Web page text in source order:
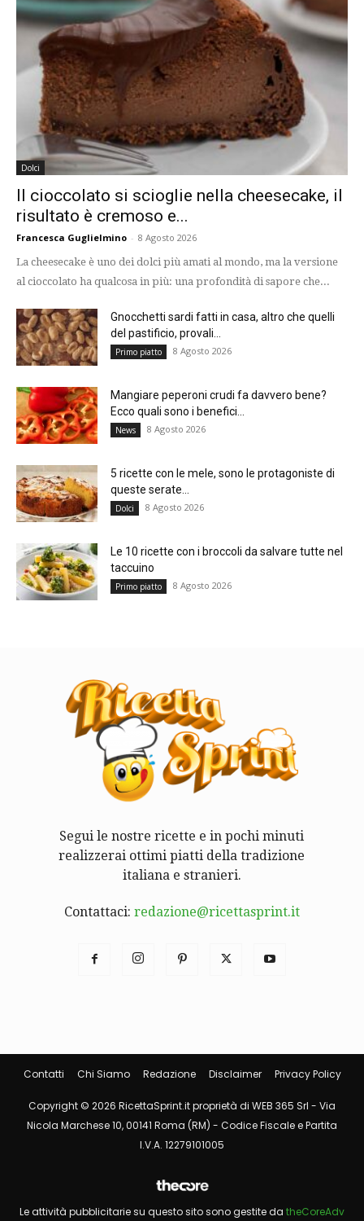
Dolci
Il cioccolato si scioglie nella cheesecake, il
risultato è cremoso e...
Francesca Guglielmino - 8 Agosto 2026
La cheesecake è uno dei dolci più amati al mondo, ma la versione
al cioccolato ha qualcosa in più: una profondità di sapore che...
Gnocchetti sardi fatti in casa, altro che quelli
del pastificio, provali...
Primo piatto 8 Agosto 2026
Mangiare peperoni crudi fa davvero bene?
Ecco quali sono i benefici...
News 8 Agosto 2026
5 ricette con le mele, sono le protagoniste di
queste serate...
Dolci 8 Agosto 2026
Le 10 ricette con i broccoli da salvare tutte nel
taccuino
Primo piatto 8 Agosto 2026
Segui le nostre ricette e in pochi minuti
realizzerai ottimi piatti della tradizione
italiana e stranieri.
Contattaci: redazione@ricettasprint.it
Contatti Chi Siamo Redazione Disclaimer Privacy Policy
Copyright © 2026 RicettaSprint.it proprietà di WEB 365 Srl - Via
Nicola Marchese 10, 00141 Roma (RM) - Codice Fiscale e Partita
I.V.A. 12279101005
Le attività pubblicitarie su questo sito sono gestite da theCoreAdv